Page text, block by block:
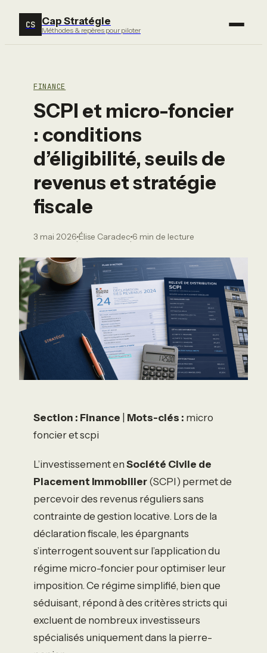
CS Cap Stratégie
Méthodes & repères pour piloter
FINANCE
SCPI et micro-foncier
: conditions
d’éligibilité, seuils de
revenus et stratégie
fiscale
3 mai 2026
·
Élise Caradec
·
6 min de lecture
Section : Finance Mots-clés : micro
foncier et scpi
L’investissement en Société Civile de
Placement Immobilier (SCPI) permet de
percevoir des revenus réguliers sans
contrainte de gestion locative. Lors de la
déclaration fiscale, les épargnants
s’interrogent souvent sur l’application du
régime micro-foncier pour optimiser leur
imposition. Ce régime simplifié, bien que
séduisant, répond à des critères stricts qui
excluent de nombreux investisseurs
spécialisés uniquement dans la pierre-